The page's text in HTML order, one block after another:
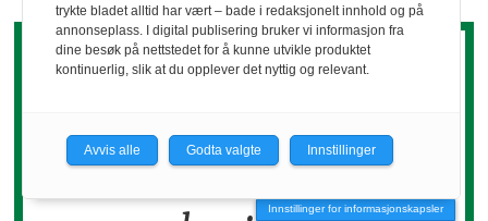
Det koker ned til
Innstillinger for informasjonskapsler
trykte bladet alltid har vært – bade i redaksjonelt innhold og på
annonseplass. I digital publisering bruker vi informasjon fra
dine besøk på nettstedet for å kunne utvikle produktet
kontinuerlig, slik at du opplever det nyttig og relevant.
Avvis alle Godta valgte Innstillinger